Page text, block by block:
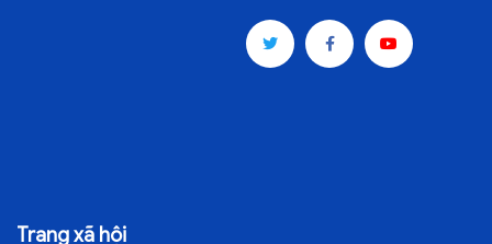
Trang xã hội